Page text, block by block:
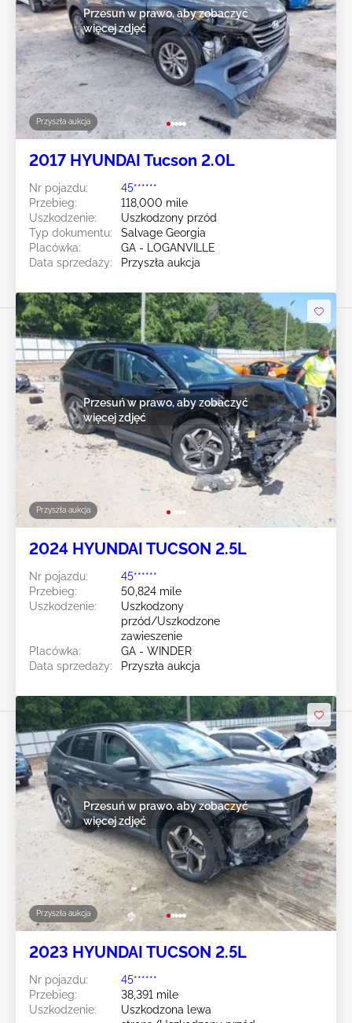
Przyszła aukcja
Przesuń w prawo, aby zobaczyć
więcej zdjęć
2017 HYUNDAI Tucson 2.0L
Nr pojazdu:
45******
Przebieg:
118,000 mile
Uszkodzenie:
Uszkodzony przód
Typ dokumentu:
Salvage Georgia
Placówka:
GA - LOGANVILLE
Data sprzedaży:
Przyszła aukcja
Przyszła aukcja
Przesuń w prawo, aby zobaczyć
więcej zdjęć
2024 HYUNDAI TUCSON 2.5L
Nr pojazdu:
45******
Przebieg:
50,824 mile
Uszkodzenie:
Uszkodzony
przód/Uszkodzone
zawieszenie
Placówka:
GA - WINDER
Data sprzedaży:
Przyszła aukcja
Przyszła aukcja
Przesuń w prawo, aby zobaczyć
więcej zdjęć
2023 HYUNDAI TUCSON 2.5L
Nr pojazdu:
45******
Przebieg:
38,391 mile
Uszkodzenie:
Uszkodzona lewa